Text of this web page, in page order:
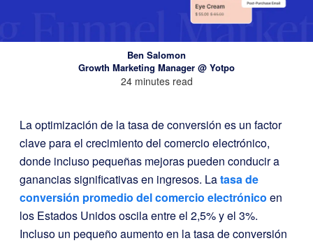
Ben Salomon
Growth Marketing Manager @ Yotpo
24 minutes read
La optimización de la tasa de conversión es un factor
clave para el crecimiento del comercio electrónico,
donde incluso pequeñas mejoras pueden conducir a
ganancias significativas en ingresos. Latasa de
conversión promedio del comercio electrónico en
los Estados Unidos oscila entre el 2,5% y el 3%.
Incluso un pequeño aumento en la tasa de conversión